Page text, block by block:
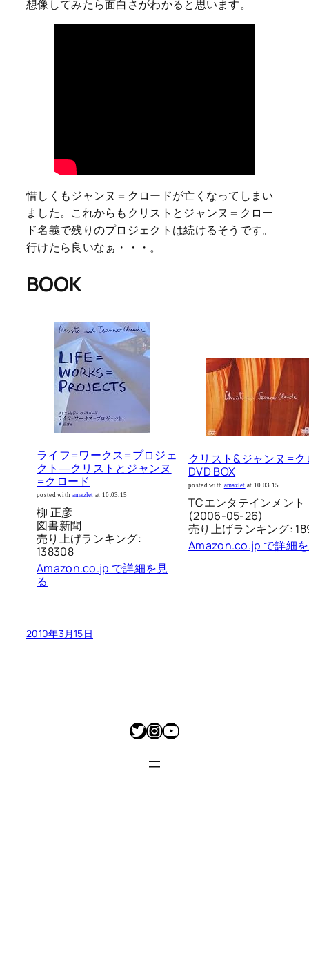
想像してみたら面白さがわかると思います。
惜しくもジャンヌ＝クロードが亡くなってしまい
ました。これからもクリストとジャンヌ＝クロー
ド名義で残りのプロジェクトは続けるそうです。
行けたら良いなぁ・・・。
BOOK
ライフ=ワークス=プロジェ
クト―クリストとジャンヌ
=クロード
posted with amazlet at 10.03.15
柳 正彦
図書新聞
売り上げランキング:
138308
Amazon.co.jp で詳細を見
る
クリスト&ジャンヌ=ク
DVD BOX
posted with amazlet at 10.03.15
TCエンタテインメント
(2006-05-26)
売り上げランキング:
Amazon.co.jp で詳細
2010年3月15日
Twitter
Instagram
YouTube